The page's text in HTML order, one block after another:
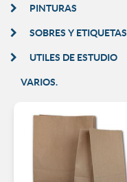
PINTURAS
SOBRES Y ETIQUETAS
UTILES DE ESTUDIO
VARIOS.